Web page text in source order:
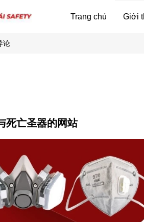
Trang chủ Giới
论
死亡圣器的网站